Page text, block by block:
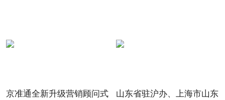
京准通全新升级营销顾问式
山东省驻沪办、上海市山东